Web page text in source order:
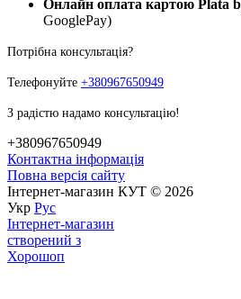
Онлайн оплата картою Plata
GooglePay)
Потрібна консультація?
Телефонуйте +380967650949
З радістю надамо консультацію!
+380967650949
Контактна інформація
Повна версія сайту
Інтернет-магазин КУТ © 2026
Укр Рус
Інтернет-магазин
створений з
Хорошоп